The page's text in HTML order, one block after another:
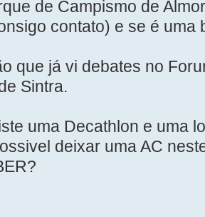
de Campismo de
contato) e se é uma
que já vi debates no
Sintra.
uma Decathlon e uma
deixar uma AC